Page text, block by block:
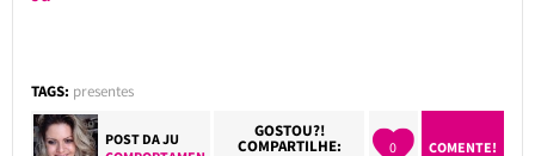
TAGS: presentes
POST DAJU
GOSTOU?!
COMPARTILHE: 0
COMENTE!